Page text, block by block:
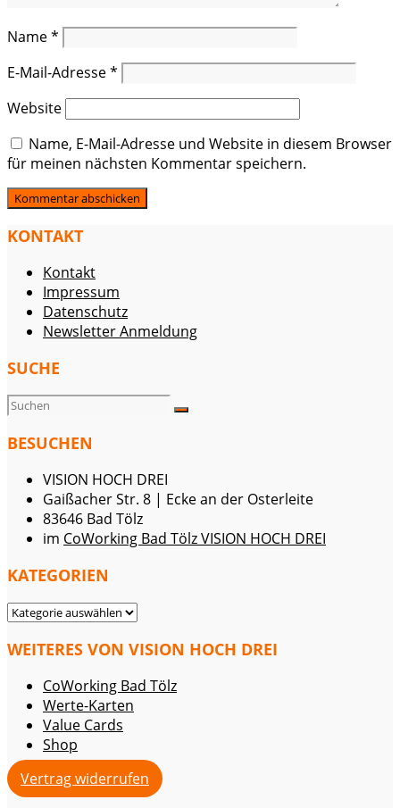
Name*
E-Mail-Adresse*
Website
Name, E-Mail-Adresse und Website in diesem Browser
für meinen nächsten Kommentar speichern.
KONTAKT
Kontakt
Impressum
Datenschutz
Newsletter Anmeldung
SUCHE
BESUCHEN
VISION HOCH DREI
Gaißacher Str. 8 | Ecke an der Osterleite
83646 Bad Tölz
im CoWorking Bad Tölz VISION HOCH DREI
KATEGORIEN
KATEGORIEN
WEITERES VON VISION HOCH DREI
CoWorking Bad Tölz
Werte-Karten
Value Cards
Shop
Vertrag widerrufen